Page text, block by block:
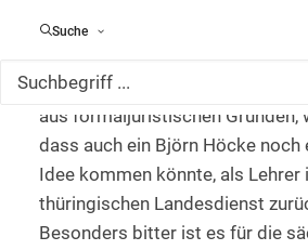
Suche
thüringische
das Abwarten der sächsischen
aus formaljuristischen Gründen,
dass auch ein Björn Höcke noch
Idee kommen könnte, als Lehrer
thüringischen Landesdienst
Besonders bitter ist es für die